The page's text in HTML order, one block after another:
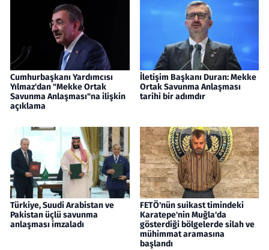
Cumhurbaşkanı Yardımcısı
Yılmaz'dan "Mekke Ortak
Savunma Anlaşması"na ilişkin
açıklama
İletişim Başkanı Duran: Mekke
Ortak Savunma Anlaşması
tarihi bir adımdır
Türkiye, Suudi Arabistan ve
Pakistan üçlü savunma
anlaşması imzaladı
FETÖ'nün suikast timindeki
Karatepe'nin Muğla'da
gösterdiği bölgelerde silah ve
mühimmat aramasına
başlandı